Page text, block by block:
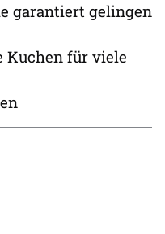
garantiert gelingen
Kuchen für viele